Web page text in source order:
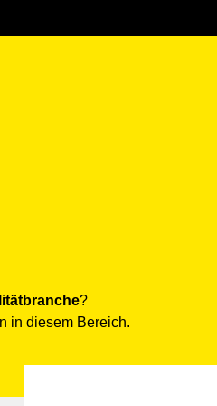
?
in diesem Bereich.